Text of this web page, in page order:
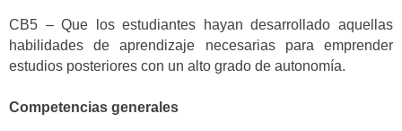
CB5 – Que los estudiantes hayan desarrollado aquellas
habilidades de aprendizaje necesarias para emprender
estudios posteriores con un alto grado de autonomía.
Competencias generales